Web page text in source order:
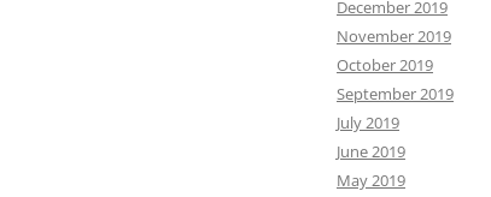
December 2019
November 2019
October 2019
September 2019
July 2019
June 2019
May 2019